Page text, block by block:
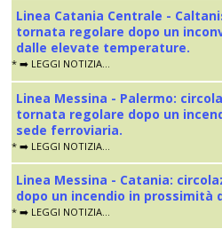
Linea Catania Centrale -
tornata regolare dopo un
dalle elevate temperature.
* ➡️ LEGGI NOTIZIA...
Linea Messina - Palermo:
tornata regolare dopo un
sede ferroviaria.
* ➡️ LEGGI NOTIZIA...
Linea Messina - Catania:
dopo un incendio in prossimità
* ➡️ LEGGI NOTIZIA...